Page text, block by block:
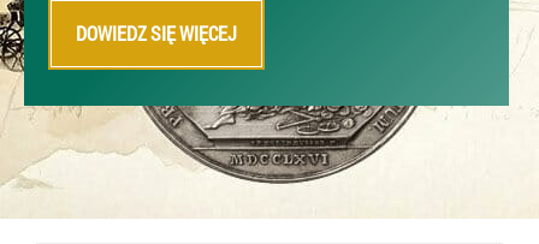
DOWIEDZ SIĘ WIĘCEJ